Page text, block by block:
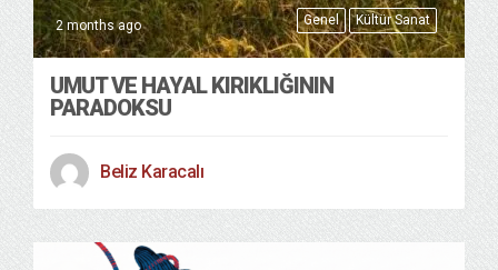
Genel Kültür Sanat
2 months ago
UMUT VE HAYAL KIRIKLIĞININ
PARADOKSU
Beliz Karacalı